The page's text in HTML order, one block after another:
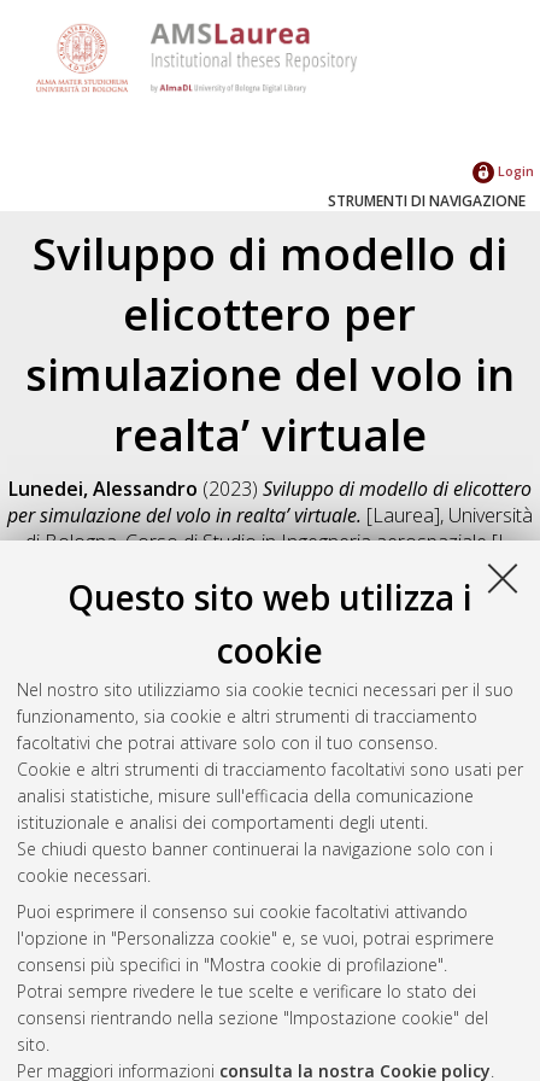
Questo sito web utilizza i
cookie
Nel nostro sito utilizziamo sia cookie tecnici necessari per il suo
funzionamento, sia cookie e altri strumenti di tracciamento
facoltativi che potrai attivare solo con il tuo consenso.
Cookie e altri strumenti di tracciamento facoltativi sono usati per
analisi statistiche, misure sull'efficacia della comunicazione
istituzionale e analisi dei comportamenti degli utenti.
Se chiudi questo banner continuerai la navigazione solo con i
cookie necessari.
Puoi esprimere il consenso sui cookie facoltativi attivando
l'opzione in "Personalizza cookie" e, se vuoi, potrai esprimere
consensi più specifici in "Mostra cookie di profilazione".
Potrai sempre rivedere le tue scelte e verificare lo stato dei
consensi rientrando nella sezione "Impostazione cookie" del
sito.
Per maggiori informazioni consulta la nostra Cookie policy.
Login
STRUMENTI DI NAVIGAZIONE
Sviluppo di modello di
elicottero per
simulazione del volo in
realta’ virtuale
Lunedei, Alessandro (2023) Sviluppo di modello di elicottero
per simulazione del volo in realta’ virtuale. [Laurea], Università
di Bologna, Corso di Studio inIngegneria aerospaziale [L-
, Documento full-text non disponibile
Salva citazione
Condividi
Il full-text non è disponibile per scelta dell'autore. (
Abstract
Altri metadati
Gestione del documento:
Atom
Rss 1.0
Rss 2.0
AMS Laurea